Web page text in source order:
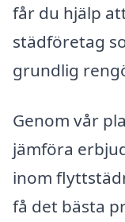
får du hjälp
städföretag
grundlig
Genom vår
jämföra
inom
få det bästa